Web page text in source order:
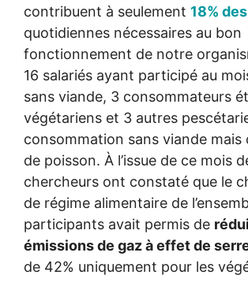
contribuent à seulement 18%
quotidiennes nécessaires au bon
fonctionnement de notre
16 salariés ayant participé au
sans viande, 3 consommateurs
végétariens et 3 autres
consommation sans viande mais
de poisson. À l’issue de ce mois
chercheurs ont constaté que le
de régime alimentaire de
participants avait permis de
émissions de gaz à effet de
de 42% uniquement pour les